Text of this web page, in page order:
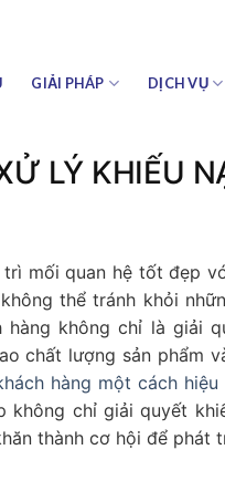
GIẢI PHÁP DỊCH VỤ
LÝ KHIẾU
mối quan hệ tốt đẹp
thể tránh khỏi
hàng không chỉ là giải
chất lượng sản phẩm
hàng một cách hiệu
không chỉ giải quyết
thành cơ hội để phát